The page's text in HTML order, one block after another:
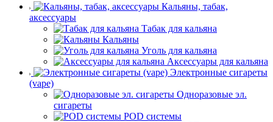
Кальяны, табак,
аксессуары
Табак для кальяна
Кальяны
Уголь для кальяна
Аксессуары для кальяна
Электронные сигареты
(vape)
Одноразовые эл.
сигареты
POD системы